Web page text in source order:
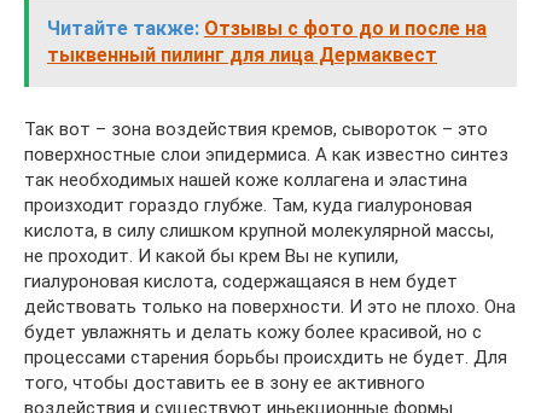
Читайте также: Отзывы с фото до и после на
тыквенный пилинг для лица Дермаквест
Так вот – зона воздействия кремов, сывороток – это
поверхностные слои эпидермиса. А как известно синтез
так необходимых нашей коже коллагена и эластина
произходит гораздо глубже. Там, куда гиалуроновая
кислота, в силу слишком крупной молекулярной массы,
не проходит. И какой бы крем Вы не купили,
гиалуроновая кислота, содержащаяся в нем будет
действовать только на поверхности. И это не плохо. Она
будет увлажнять и делать кожу более красивой, но с
процессами старения борьбы происхдить не будет. Для
того, чтобы доставить ее в зону ее активного
воздействия и существуют иньекционные формы